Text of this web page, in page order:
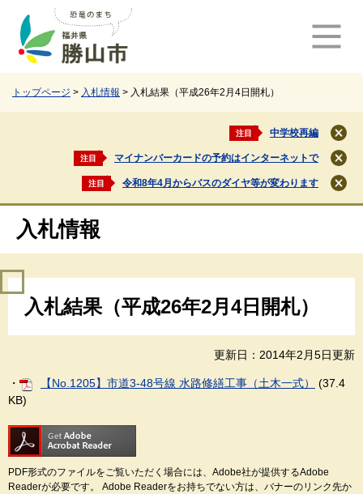
トップページ > 入札情報 > 入札結果（平成26年2月4日開札）
注目 中学校再編
閉
じ
る
注目 マイナンバーカードの予約はインターネットで
閉
じ
る
注目 令和8年4月からバスのダイヤ等が変わります
閉
じ
入札情報
入札結果（平成26年2月4日開札）
更新日：2014年2月5日更新
・ 【No.1205】市道3-48号線 水路修繕工事（土木一式）
(37.4
KB)
PDF形式のファイルをご覧いただく場合には、Adobe社が提供するAdobe
Readerが必要です。
Adobe Readerをお持ちでない方は、バナーのリンク先か